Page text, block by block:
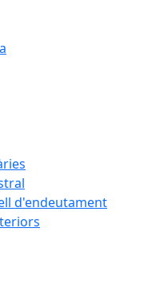
d'endeutament